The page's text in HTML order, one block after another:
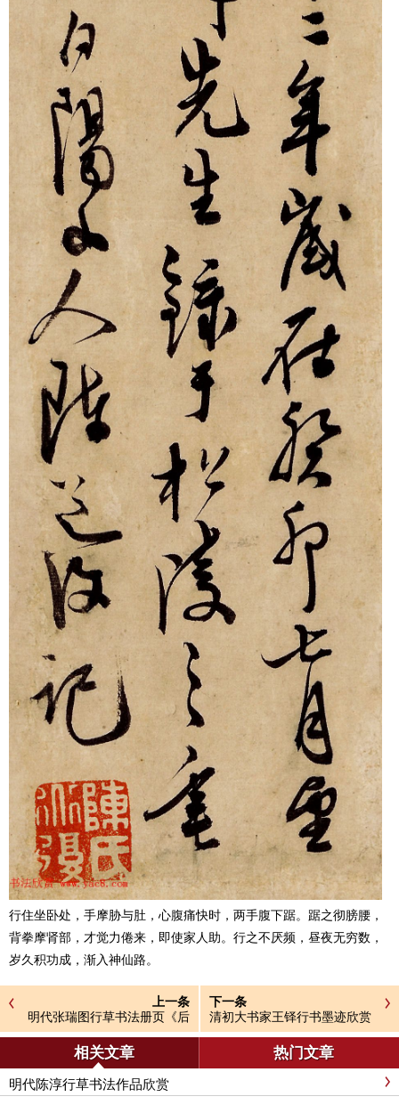
行住坐卧处，手摩胁与肚，心腹痛快时，两手腹下踞。踞之彻膀腰，
背拳摩肾部，才觉力倦来，即使家人助。行之不厌频，昼夜无穷数，
岁久积功成，渐入神仙路。
上一条
明代张瑞图行草书法册页《后
赤壁赋》
下一条
清初大书家王铎行书墨迹欣赏
《致李年信札》
相关文章 热门文章
明代陈淳行草书法作品欣赏